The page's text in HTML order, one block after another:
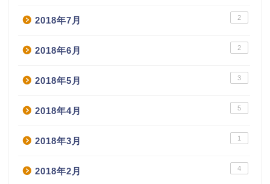
2018年7月 2
2018年6月 2
2018年5月 3
2018年4月 5
2018年3月 1
2018年2月 4